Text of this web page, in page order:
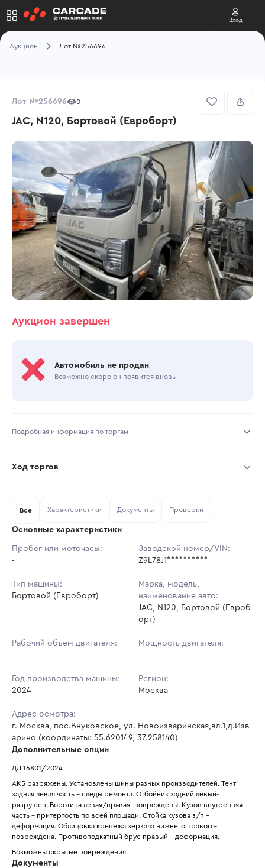
Вход
Аукцион Лот №256696
Лот №256696 0
JAC, N120, Бортовой (Евроборт)
Аукцион завершен
Автомобиль не продан
Возможно скоро он появится вновь
Подробная информация по торгам
Тип аукциона: Открытые торги
Шаг торгов: 35 839 ₽
Кол-во ставок:
Москва
Ход торгов
Ставок не найдено
в аукционах
Все Характеристики Документы Проверки
Основные характеристики
Пробег или моточасы:
-
Заводской номер/VIN:
Z9L78J1**********
Тип машины:
Бортовой (Евроборт)
Марка, модель,
наименование авто:
JAC, N120, Бортовой (Евроб
орт)
Рабочий объем двигателя:
-
Мощность двигателя:
-
Год производства машины:
2024
Регион:
Москва
Адрес осмотра:
г. Москва, пос.Внуковское, ул. Новоизваринская,вл.1,д.Изв
арино (координаты: 55.620149, 37.258140)
Дополнительные опции
ДЛ 16801/2024
АКБ разряжены. Установлены шины разных производителей. Тент
задняя левая часть – следы ремонта. Отбойник задний левый-
разрушен. Воротина левая/правая- повреждены. Кузов внутренняя
часть – притертость по всей площади. Стойка кузова з/п –
деформация. Облицовка крепежа зеркала нижнего правого-
повреждена. Противоподкатный брус правый – деформация.
Возможны скрытые повреждения.
Документы